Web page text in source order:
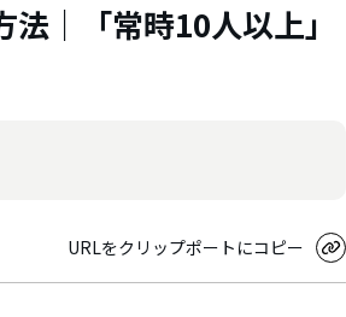
｜「常時10人以上」
URLをクリップポートにコピー